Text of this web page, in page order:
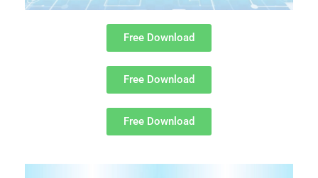
Free Download
Free Download
Free Download